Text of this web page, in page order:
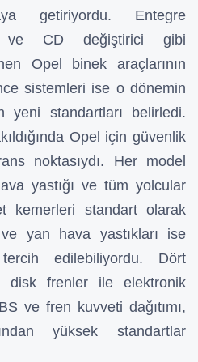
getiriyordu. Entegre
ve CD değiştirici gibi
Opel binek araçlarının
sistemleri ise o dönemin
yeni standartları belirledi.
Opel için güvenlik
noktasıydı. Her model
yastığı ve tüm yolcular
kemerleri standart olarak
yan hava yastıkları ise
edilebiliyordu. Dört
disk frenler ile elektronik
ve fren kuvveti dağıtımı,
yüksek standartlar